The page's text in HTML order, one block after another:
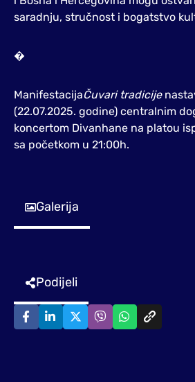
saradnju, stručnost i bogatstvo
�
ManifestacijaČuvari tradicije
(22.07.2025. godine) centralnim
koncertom Divanhane na platou
sa početkom u 21:00h.
Galerija
Podijeli